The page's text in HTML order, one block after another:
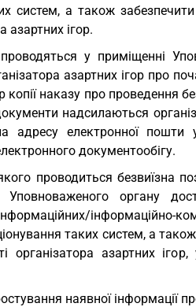
систем, а також
азартних ігор.
проводяться у приміщенні
азартних ігор про
копії наказу про проведення
надсилаються
адресу електронної пошти
документообігу.
проводиться безвиїзна
органу
інформаційно-
таких систем, а
організатора азартних
наявної інформації